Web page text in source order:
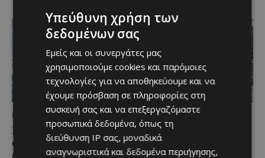
ΜΈΝΟΥΜΕ ΚΎΠΡΟ
Καλοκαίρι στη Λεμεσό:
Θαλάσσια σπορ για όσους
ΜΈΝΟΥΜΕ ΚΎΠΡΟ
Η αγαπημένη πισίνα του
Αγίου Ιωάννη Πιτσιλιάς
Υπεύθυνη χρήση των
δεδομένων σας
Εμείς και οι συνεργάτες μας
χρησιμοποιούμε cookies και παρόμοιες
τεχνολογίες για να αποθηκεύουμε και να
έχουμε πρόσβαση σε πληροφορίες στη
συσκευή σας και να επεξεργαζόμαστε
προσωπικά δεδομένα, όπως τη
διεύθυνση IP σας, μοναδικά
αναγνωριστικά και δεδομένα περιήγησης,